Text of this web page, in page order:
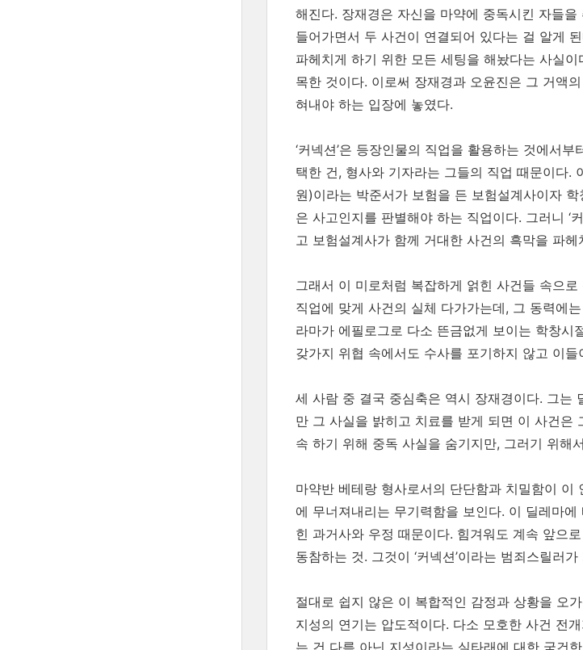
해진다. 장재경은 자신을 마약에 중독시킨 자들
들어가면서 두 사건이 연결되어 있다는 걸 알게
파헤치게 하기 위한 모든 세팅을 해놨다는 사실
목한 것이다. 이로써 장재경과 오윤진은 그 거액
혀내야 하는 입장에 놓였다.
‘커넥션’은 등장인물의 직업을 활용하는 것에서
택한 건, 형사와 기자라는 그들의 직업 때문이다.
원)이라는 박준서가 보험을 든 보험설계사이자
은 사고인지를 판별해야 하는 직업이다. 그러니 ‘
고 보험설계사가 함께 거대한 사건의 흑막을 파
그래서 이 미로처럼 복잡하게 얽힌 사건들 속으
직업에 맞게 사건의 실체 다가가는데, 그 동력에
라마가 에필로그로 다소 뜬금없게 보이는 학창
갖가지 위협 속에서도 수사를 포기하지 않고 이
세 사람 중 결국 중심축은 역시 장재경이다. 그는
만 그 사실을 밝히고 치료를 받게 되면 이 사건은
속 하기 위해 중독 사실을 숨기지만, 그러기 위해
마약반 베테랑 형사로서의 단단함과 치밀함이
에 무너져내리는 무기력함을 보인다. 이 딜레마
힌 과거사와 우정 때문이다. 힘겨워도 계속 앞으
동참하는 것. 그것이 ‘커넥션’이라는 범죄스릴러
절대로 쉽지 않은 이 복합적인 감정과 상황을 오
지성의 연기는 압도적이다. 다소 모호한 사건 전
는 건 다름 아닌 지성이라는 실타래에 대한 굳건